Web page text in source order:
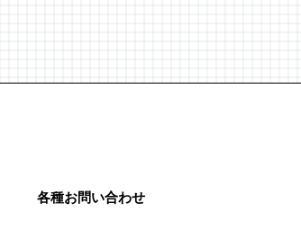
各種お問い合わせ